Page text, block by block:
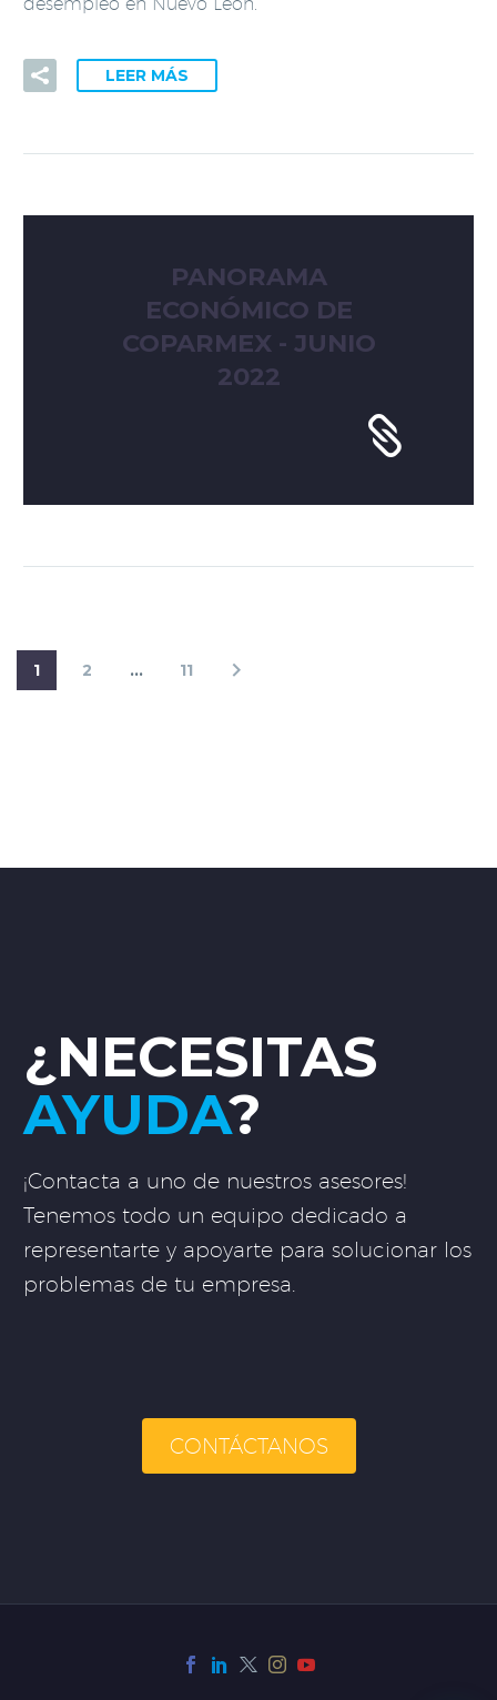
LEER MÁS
PANORAMA
ECONÓMICO DE
COPARMEX - JUNIO
2022
1 2 … 11
¿NECESITAS
AYUDA?
¡Contacta a uno de nuestros asesores!
Tenemos todo un equipo dedicado a
representarte y apoyarte para solucionar los
problemas de tu empresa.
CONTÁCTANOS